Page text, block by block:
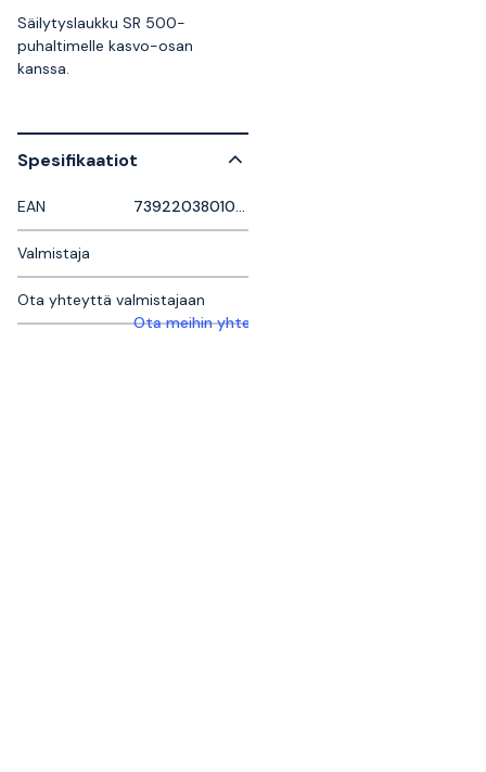
Säilytyslaukku SR 500-
puhaltimelle kasvo-osan
kanssa.
Spesifikaatiot
EAN 7392203801021
Valmistaja
Ota yhteyttä valmistajaan
Ota meihin yhteyttä saadaksesi lisätietoja